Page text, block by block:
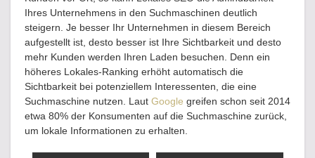
Ihres Unternehmens in den Suchmaschinen deutlich
steigern. Je besser Ihr Unternehmen in diesem Bereich
aufgestellt ist, desto besser ist Ihre Sichtbarkeit und desto
mehr Kunden werden Ihren Laden besuchen. Denn ein
höheres Lokales-Ranking erhöht automatisch die
Sichtbarkeit bei potenziellem Interessenten, die eine
Suchmaschine nutzen. Laut Google greifen schon seit 2014
etwa 80% der Konsumenten auf die Suchmaschine zurück,
um lokale Informationen zu erhalten.